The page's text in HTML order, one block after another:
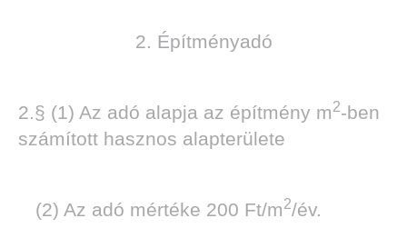
2. Építményadó
2.§ (1) Az adó alapja az építmény m2-ben
számított hasznos alapterülete
(2) Az adó mértéke 200 Ft/m2/év.